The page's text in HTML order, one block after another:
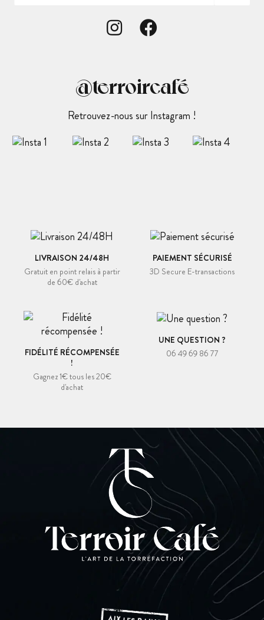
@terroircafé
Retrouvez-nous sur Instagram !
LIVRAISON 24/48H
Gratuit en point relais à partir
de 60€ d'achat
PAIEMENT SÉCURISÉ
3D Secure E-transactions
FIDÉLITÉ RÉCOMPENSÉE
!
Gagnez 1€ tous les 20€
d'achat
UNE QUESTION ?
06 49 69 86 77